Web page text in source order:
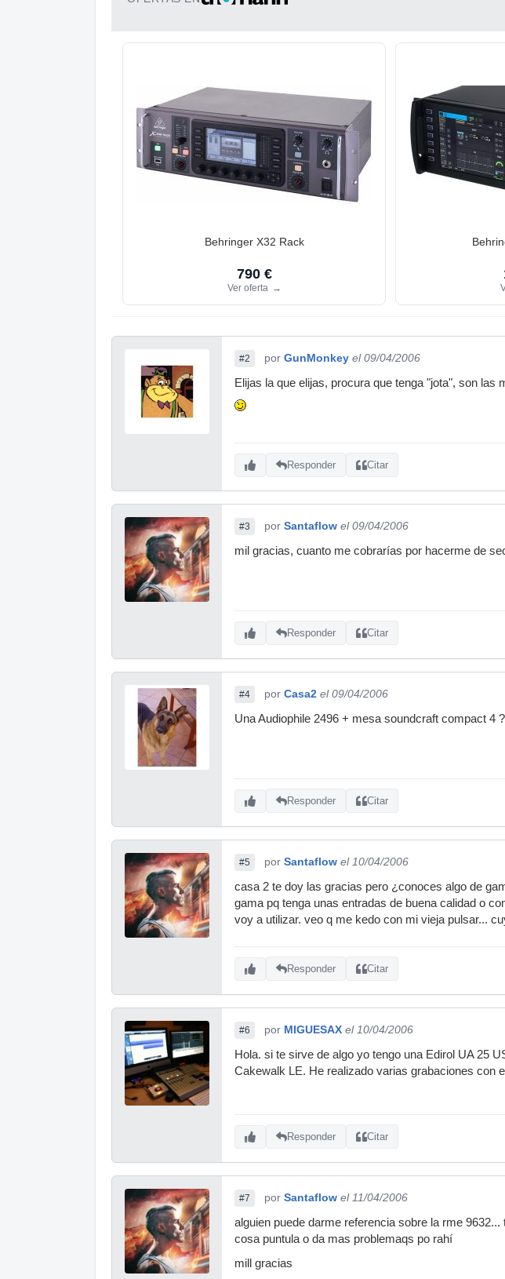
Behringer X32 Rack
790 €
Ver oferta →
#2 por GunMonkey el 09/04/2006
Elijas la que elijas, procura que tenga "jota", son las
Responder Citar
#3 por Santaflow el 09/04/2006
mil gracias, cuanto me cobrarías por hacerme de
Responder Citar
#4 por Casa2 el 09/04/2006
Una Audiophile 2496 + mesa soundcraft compact 4 ?
Responder Citar
#5 por Santaflow el 10/04/2006
casa 2 te doy las gracias pero ¿conoces algo de
gama pq tenga unas entradas de buena calidad o
voy a utilizar. veo q me kedo con mi vieja pulsar...
Responder Citar
#6 por MIGUESAX el 10/04/2006
Hola. si te sirve de algo yo tengo una Edirol UA 25
Cakewalk LE. He realizado varias grabaciones con
Responder Citar
#7 por Santaflow el 11/04/2006
alguien puede darme referencia sobre la rme
cosa puntula o da mas problemaqs po rahí
mill gracias